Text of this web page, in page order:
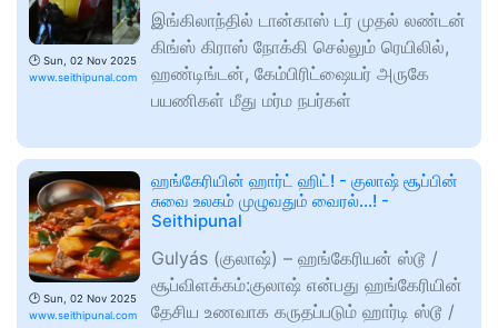
🕑 Sun, 02 Nov 2025
www.seithipunal.com
இங்கிலாந்தில் டான்காஸ் டர் முதல் லண்டன்
கிங்ஸ் கிராஸ் நோக்கி செல்லும் ரெயிலில்,
ஹண்டிங்டன், கேம்பிரிட்ஷையர் அருகே
பயணிகள் மீது மர்ம நபர்கள்
🕑 Sun, 02 Nov 2025
www.seithipunal.com
ஹங்கேரியின் ஹார்ட் ஹிட்! - குலாஷ் சூப்பின்
சுவை உலகம் முழுவதும் வைரல்...! -
Seithipunal
Gulyás (குலாஷ்) – ஹங்கேரியன் ஸ்டூ /
சூப்விளக்கம்:குலாஷ் என்பது ஹங்கேரியின்
தேசிய உணவாக கருதப்படும் ஹார்டி ஸ்டூ /